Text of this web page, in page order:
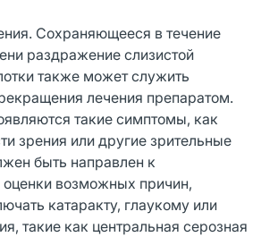
Сохраняющееся в течение
раздражение слизистой
также может служить
лечения препаратом.
такие симптомы, как
зрения или другие зрительные
быть направлен к
возможных причин,
катаракту, глаукому или
такие как центральная серозная